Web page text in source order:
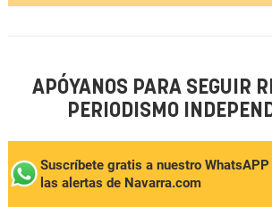
APÓYANOS PARA SEGUIR
PERIODISMO
Suscríbete gratis a nuestro
las alertas de Navarra.com